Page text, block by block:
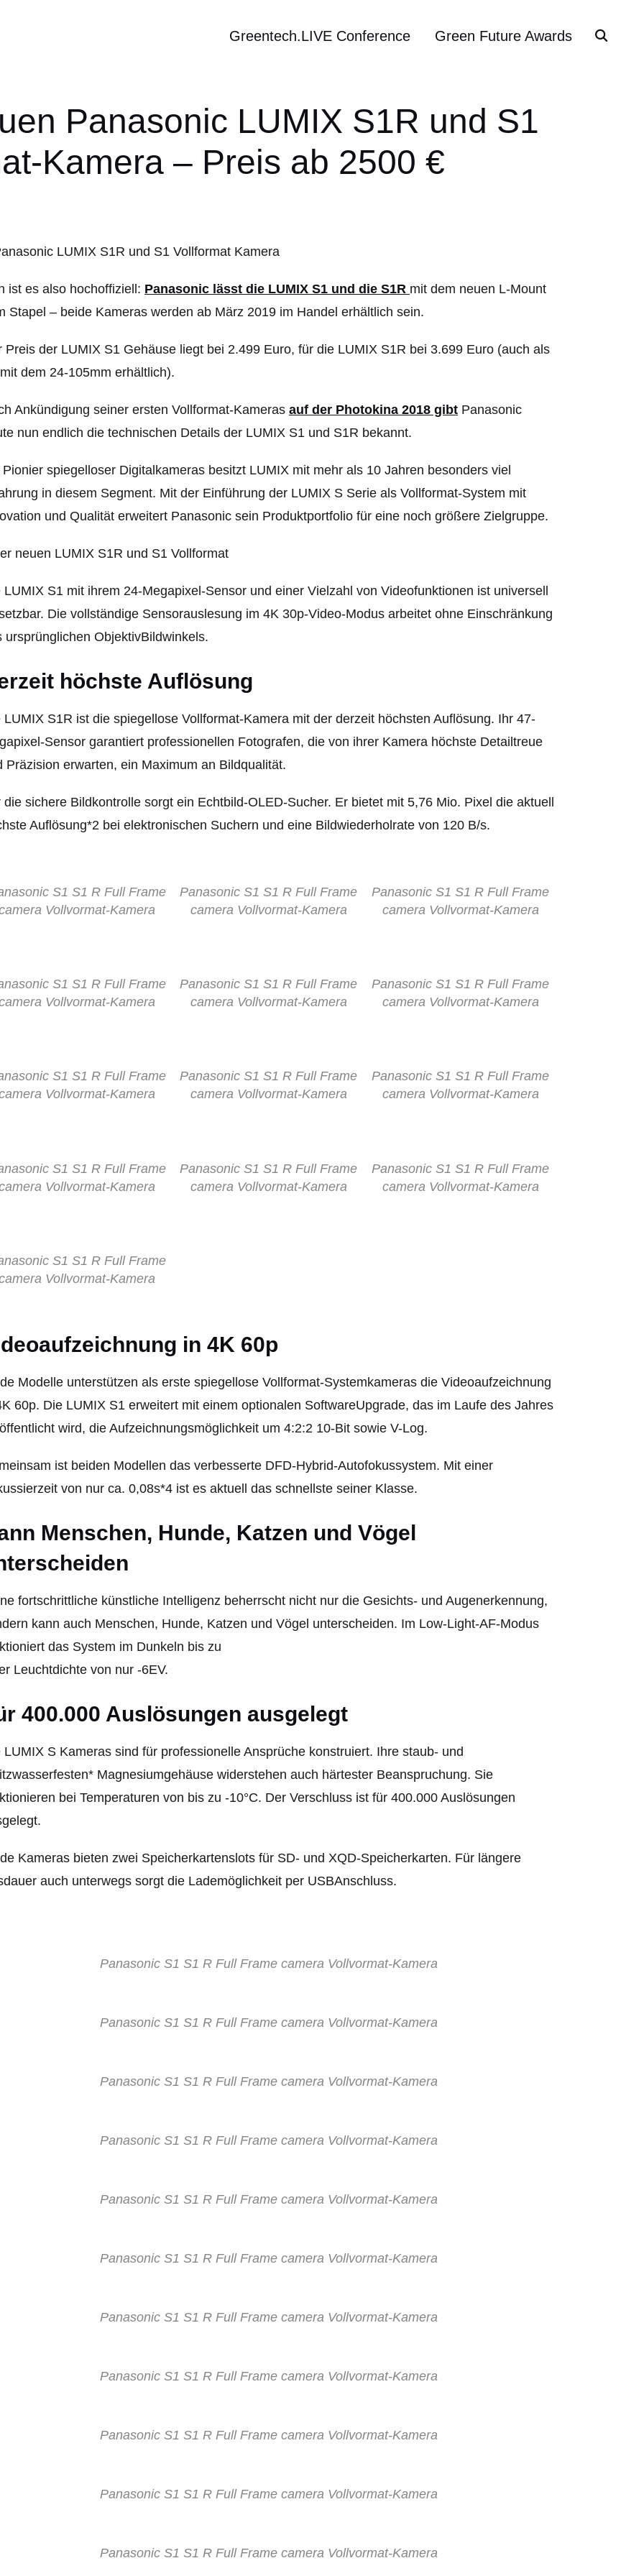
Greentech.LIVE Conference Green Future Awards
Panasonic LUMIX S1R und S1
Kamera – Preis ab 2500 €
ist es also hochoffiziell: Panasonic lässt die LUMIX S1 und die S1R mit dem neuen L-Mount
Stapel – beide Kameras werden ab März 2019 im Handel erhältlich sein.
Preis der LUMIX S1 Gehäuse liegt bei 2.499 Euro, für die LUMIX S1R bei 3.699 Euro (auch als
dem 24-105mm erhältlich).
Ankündigung seiner ersten Vollformat-Kameras auf der Photokina 2018 gibt Panasonic
nun endlich die technischen Details der LUMIX S1 und S1R bekannt.
Pionier spiegelloser Digitalkameras besitzt LUMIX mit mehr als 10 Jahren besonders viel
in diesem Segment. Mit der Einführung der LUMIX S Serie als Vollformat-System mit
und Qualität erweitert Panasonic sein Produktportfolio für eine noch größere Zielgruppe.
LUMIX S1 mit ihrem 24-Megapixel-Sensor und einer Vielzahl von Videofunktionen ist universell
Die vollständige Sensorauslesung im 4K 30p-Video-Modus arbeitet ohne Einschränkung
ursprünglichen ObjektivBildwinkels.
höchste Auflösung
LUMIX S1R ist die spiegellose Vollformat-Kamera mit der derzeit höchsten Auflösung. Ihr 47-
Sensor garantiert professionellen Fotografen, die von ihrer Kamera höchste Detailtreue
Präzision erwarten, ein Maximum an Bildqualität.
die sichere Bildkontrolle sorgt ein Echtbild-OLED-Sucher. Er bietet mit 5,76 Mio. Pixel die aktuell
Auflösung*2 bei elektronischen Suchern und eine Bildwiederholrate von 120 B/s.
S1 S1 R Full Frame
Vollvormat-Kamera
Panasonic S1 S1 R Full Frame
camera Vollvormat-Kamera
Panasonic S1 S1 R Full Frame
camera Vollvormat-Kamera
S1 S1 R Full Frame
Vollvormat-Kamera
Panasonic S1 S1 R Full Frame
camera Vollvormat-Kamera
Panasonic S1 S1 R Full Frame
camera Vollvormat-Kamera
S1 S1 R Full Frame
Vollvormat-Kamera
Panasonic S1 S1 R Full Frame
camera Vollvormat-Kamera
Panasonic S1 S1 R Full Frame
camera Vollvormat-Kamera
S1 S1 R Full Frame
Vollvormat-Kamera
Panasonic S1 S1 R Full Frame
camera Vollvormat-Kamera
Panasonic S1 S1 R Full Frame
camera Vollvormat-Kamera
S1 S1 R Full Frame
Vollvormat-Kamera
in 4K 60p
Modelle unterstützen als erste spiegellose Vollformat-Systemkameras die Videoaufzeichnung
60p. Die LUMIX S1 erweitert mit einem optionalen SoftwareUpgrade, das im Laufe des Jahres
wird, die Aufzeichnungsmöglichkeit um 4:2:2 10-Bit sowie V-Log.
ist beiden Modellen das verbesserte DFD-Hybrid-Autofokussystem. Mit einer
von nur ca. 0,08s*4 ist es aktuell das schnellste seiner Klasse.
Menschen, Hunde, Katzen und Vögel
fortschrittliche künstliche Intelligenz beherrscht nicht nur die Gesichts- und Augenerkennung,
kann auch Menschen, Hunde, Katzen und Vögel unterscheiden. Im Low-Light-AF-Modus
das System im Dunkeln bis zu
Leuchtdichte von nur -6EV.
400.000 Auslösungen ausgelegt
LUMIX S Kameras sind für professionelle Ansprüche konstruiert. Ihre staub- und
Magnesiumgehäuse widerstehen auch härtester Beanspruchung. Sie
bei Temperaturen von bis zu -10°C. Der Verschluss ist für 400.000 Auslösungen
Kameras bieten zwei Speicherkartenslots für SD- und XQD-Speicherkarten. Für längere
auch unterwegs sorgt die Lademöglichkeit per USBAnschluss.
Panasonic S1 S1 R Full Frame camera Vollvormat-Kamera
Panasonic S1 S1 R Full Frame camera Vollvormat-Kamera
Panasonic S1 S1 R Full Frame camera Vollvormat-Kamera
Panasonic S1 S1 R Full Frame camera Vollvormat-Kamera
Panasonic S1 S1 R Full Frame camera Vollvormat-Kamera
Panasonic S1 S1 R Full Frame camera Vollvormat-Kamera
Panasonic S1 S1 R Full Frame camera Vollvormat-Kamera
Panasonic S1 S1 R Full Frame camera Vollvormat-Kamera
Panasonic S1 S1 R Full Frame camera Vollvormat-Kamera
Panasonic S1 S1 R Full Frame camera Vollvormat-Kamera
Panasonic S1 S1 R Full Frame camera Vollvormat-Kamera